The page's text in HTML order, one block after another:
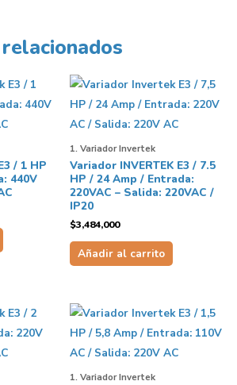
/ 1 HP
440V
1. Variador Invertek
Variador INVERTEK E3 / 7.5
HP / 24 Amp / Entrada:
220VAC – Salida: 220VAC /
IP20
$3,484,000
Añadir al carrito
1. Variador Invertek